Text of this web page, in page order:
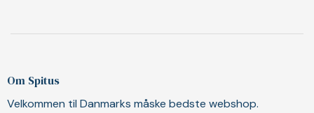
Om Spitus
Velkommen til Danmarks måske bedste webshop.